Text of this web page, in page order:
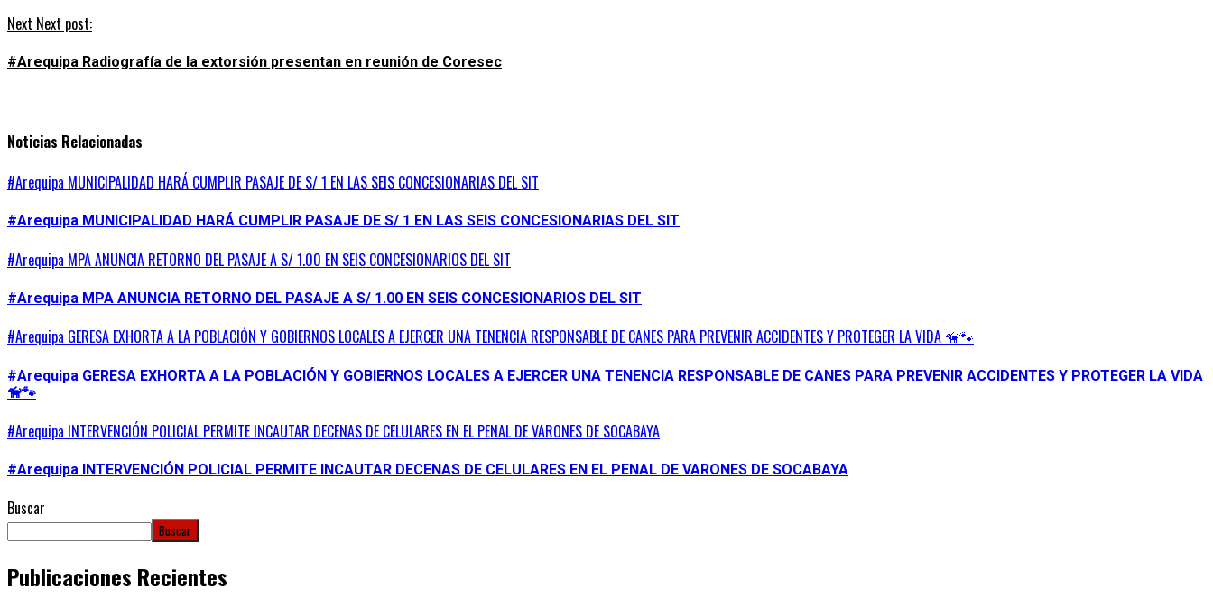
Next Next post:
#Arequipa Radiografía de la extorsión presentan en reunión de Coresec
Noticias Relacionadas
#Arequipa MUNICIPALIDAD HARÁ CUMPLIR PASAJE DE S/ 1 EN LAS SEIS CONCESIONARIAS DEL SIT
#Arequipa MUNICIPALIDAD HARÁ CUMPLIR PASAJE DE S/ 1 EN LAS SEIS CONCESIONARIAS DEL SIT
#Arequipa MPA ANUNCIA RETORNO DEL PASAJE A S/ 1.00 EN SEIS CONCESIONARIOS DEL SIT
#Arequipa MPA ANUNCIA RETORNO DEL PASAJE A S/ 1.00 EN SEIS CONCESIONARIOS DEL SIT
#Arequipa GERESA EXHORTA A LA POBLACIÓN Y GOBIERNOS LOCALES A EJERCER UNA TENENCIA RESPONSABLE DE CANES PARA PREVENIR ACCIDENTES Y PROTEGER LA VIDA 🦮🐾
#Arequipa GERESA EXHORTA A LA POBLACIÓN Y GOBIERNOS LOCALES A EJERCER UNA TENENCIA RESPONSABLE DE CANES PARA PREVENIR ACCIDENTES Y PROTEGER LA VIDA
🦮🐾
#Arequipa INTERVENCIÓN POLICIAL PERMITE INCAUTAR DECENAS DE CELULARES EN EL PENAL DE VARONES DE SOCABAYA
#Arequipa INTERVENCIÓN POLICIAL PERMITE INCAUTAR DECENAS DE CELULARES EN EL PENAL DE VARONES DE SOCABAYA
Buscar
Buscar
Publicaciones Recientes